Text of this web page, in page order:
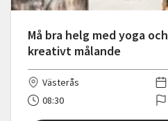
Må bra helg med yoga och
kreativt målande
Västerås
08:30